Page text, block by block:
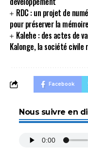
RDC : un projet de
pour préserver la
Kalehe : des actes de
Kalonge, la société civile
Facebook
Nous suivre en